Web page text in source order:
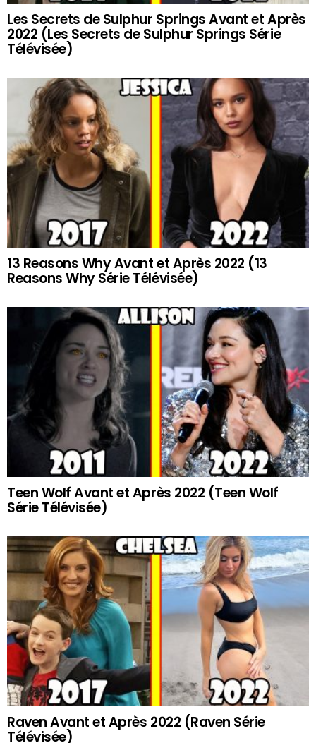
Les Secrets de Sulphur Springs Avant et Après
2022 (Les Secrets de Sulphur Springs Série
Télévisée)
13 Reasons Why Avant et Après 2022 (13
Reasons Why Série Télévisée)
Teen Wolf Avant et Après 2022 (Teen Wolf
Série Télévisée)
Raven Avant et Après 2022 (Raven Série
Télévisée)